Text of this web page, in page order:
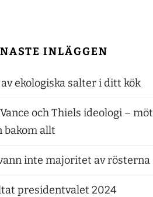
INLÄGGEN
ekologiska salter i ditt kök
och Thiels ideologi – möt
bakom allt
inte majoritet av rösterna
presidentvalet 2024